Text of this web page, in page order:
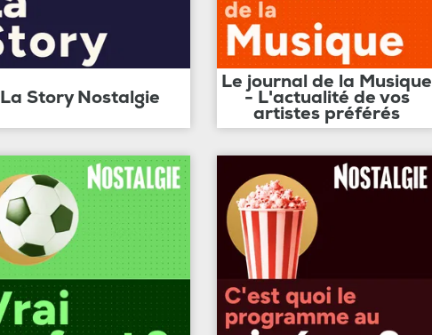
La Story Nostalgie
Le journal de la Musique
- L'actualité de vos
artistes préférés